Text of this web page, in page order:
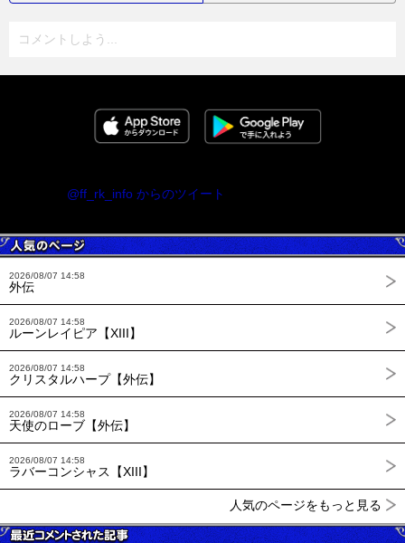
コメントしよう...
@ff_rk_info からのツイート
2026/08/07 14:58
外伝
2026/08/07 14:58
ルーンレイピア【XIII】
2026/08/07 14:58
クリスタルハープ【外伝】
2026/08/07 14:58
天使のローブ【外伝】
2026/08/07 14:58
ラバーコンシャス【XIII】
人気のページをもっと見る